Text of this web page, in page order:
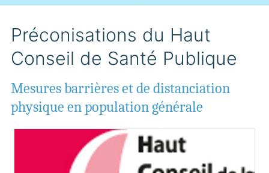
Préconisations du Haut
Conseil de Santé Publique
Mesures barrières et de distanciation
physique en population générale